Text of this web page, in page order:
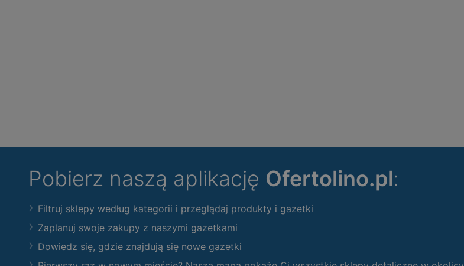
Pobierz naszą aplikację Ofertolino.pl:
Filtruj sklepy według kategorii i przeglądaj produkty i gazetki
Zaplanuj swoje zakupy z naszymi gazetkami
Dowiedz się, gdzie znajdują się nowe gazetki